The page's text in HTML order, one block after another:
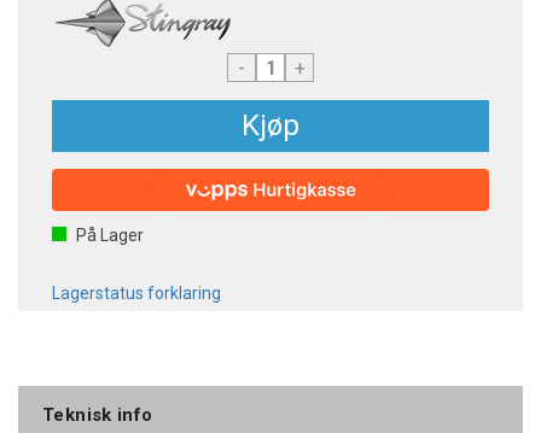
- +
Kjøp
På Lager
Lagerstatus forklaring
Teknisk info